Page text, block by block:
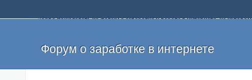
Добро пожаловать на форум о заработке и работе в интернете, на
и оставлять свои отзывы. Если вы знаете, что определенный проект или
легкие деньги без вложений и регистрации уже сегодня. Создавайте
Форум о заработке в интернете